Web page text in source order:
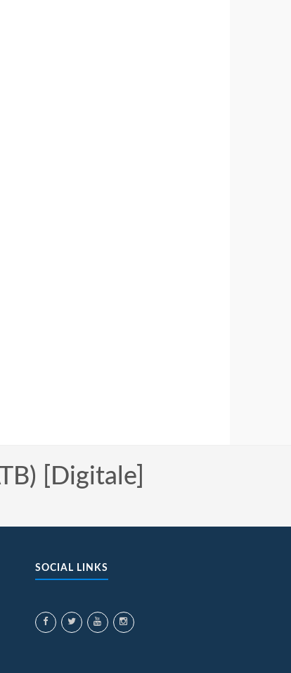
[Digitale]
SOCIAL LINKS